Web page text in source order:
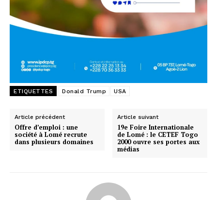
ETIQUETTES Donald Trump USA
Article précédent
Offre d’emploi : une
société à Lomé recrute
dans plusieurs domaines
Article suivant
19e Foire Internationale
de Lomé : le CETEF Togo
2000 ouvre ses portes aux
médias